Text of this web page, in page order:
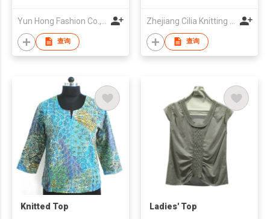
查询 查询
Knitted Top Ladies' Top